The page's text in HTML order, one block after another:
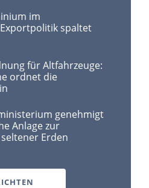
im
spaltet
für Altfahrzeuge:
ordnet die
genehmigt
Anlage zur
Erden